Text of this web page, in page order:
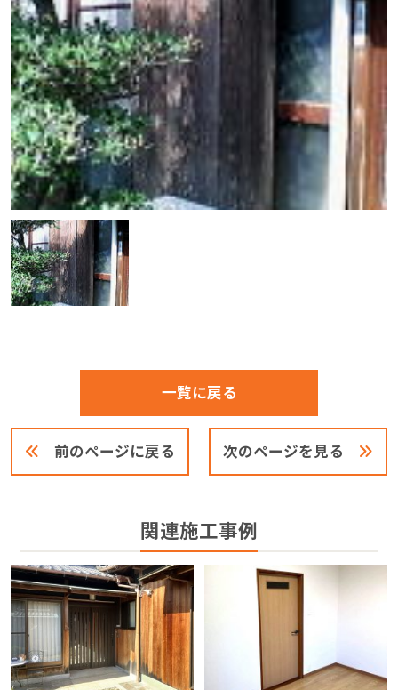
前のページに戻る
一覧に戻る
次のページを見る
関連施工事例